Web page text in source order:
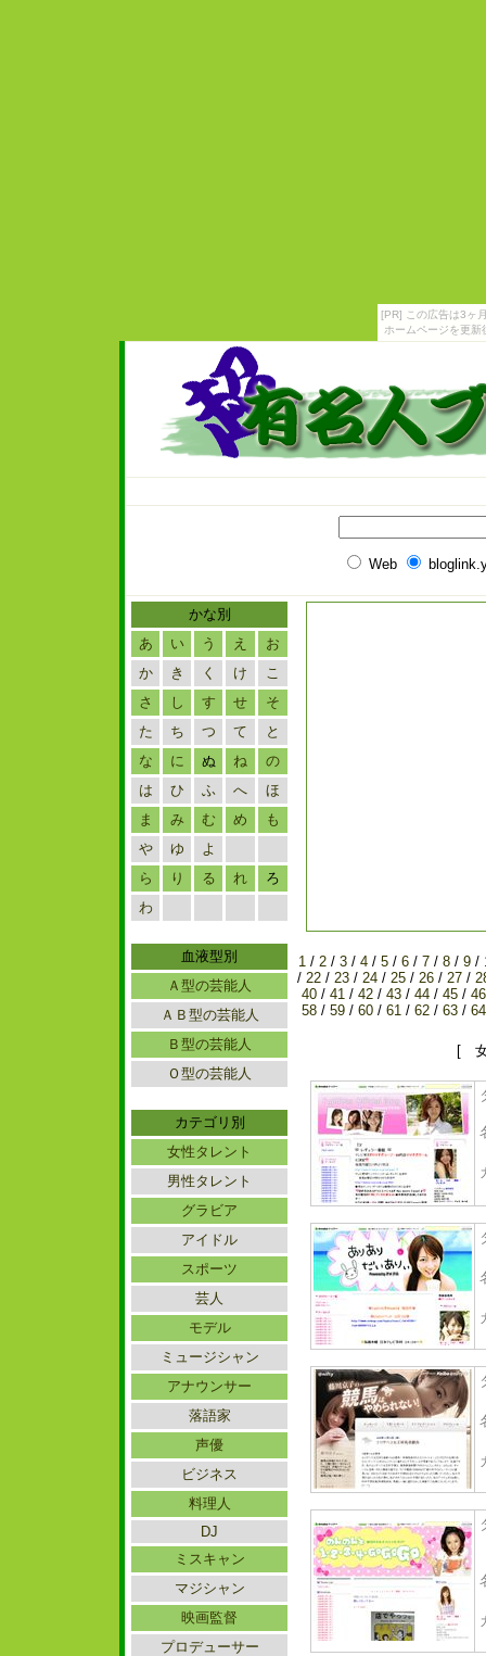
[PR] この広告は3ヶ
ホームページを更
Web
かな別
あ
い う え
お
か
き く け
こ
さ
し す せ
そ
た
ち つ て
と
な
に ぬ ね
の
は
ひ ふ へ
ほ
ま
み む め
も
や
ゆ
よ
ら
り る れ
ろ
わ
血液型別
Ａ型の芸能人
ＡＢ型の芸能人
Ｂ型の芸能人
Ｏ型の芸能人
カテゴリ別
女性タレント
男性タレント
グラビア
アイドル
スポーツ
芸人
モデル
ミュージシャン
アナウンサー
落語家
声優
ビジネス
料理人
DJ
ミスキャン
マジシャン
映画監督
プロデューサー
1/ 2/ 3/ 4/ 5/ 6/ 7/ 8/ 9/
/ 22/ 23/ 24/ 25/ 26/ 27/
40/ 41/ 42/ 43/ 44/ 45/ 46
58/ 59/ 60/ 61/ 62/ 63/ 64
[